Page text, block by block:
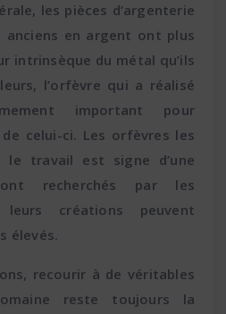
les pièces d’argenterie
en argent ont plus
intrinsèque du métal qu’ils
l’orfèvre qui a réalisé
important pour
celui-ci. Les orfèvres les
le travail est signe d’une
recherchés par les
créations peuvent
élevés.
recourir à de véritables
reste toujours la